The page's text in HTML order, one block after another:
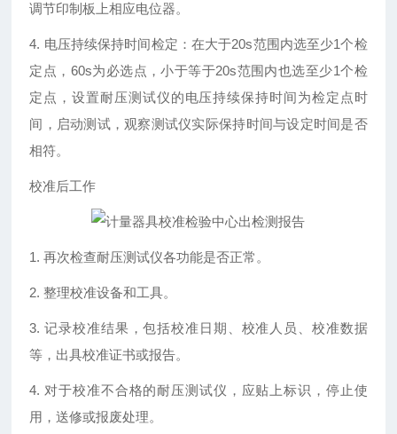
调节印制板上相应电位器。
4. 电压持续保持时间检定：在大于20s范围内选至少1个检
定点，60s为必选点，小于等于20s范围内也选至少1个检
定点，设置耐压测试仪的电压持续保持时间为检定点时
间，启动测试，观察测试仪实际保持时间与设定时间是否
相符。
校准后工作
1. 再次检查耐压测试仪各功能是否正常。
2. 整理校准设备和工具。
3. 记录校准结果，包括校准日期、校准人员、校准数据
等，出具校准证书或报告。
4. 对于校准不合格的耐压测试仪，应贴上标识，停止使
用，送修或报废处理。